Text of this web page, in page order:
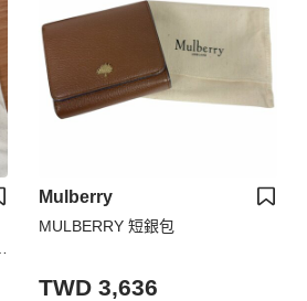
Mulberry
MULBERRY 短銀包
TWD 3,636